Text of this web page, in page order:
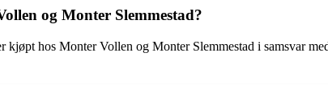
og Monter Slemmestad?
kjøpt hos Monter Vollen og Monter Slemmestad i samsvar